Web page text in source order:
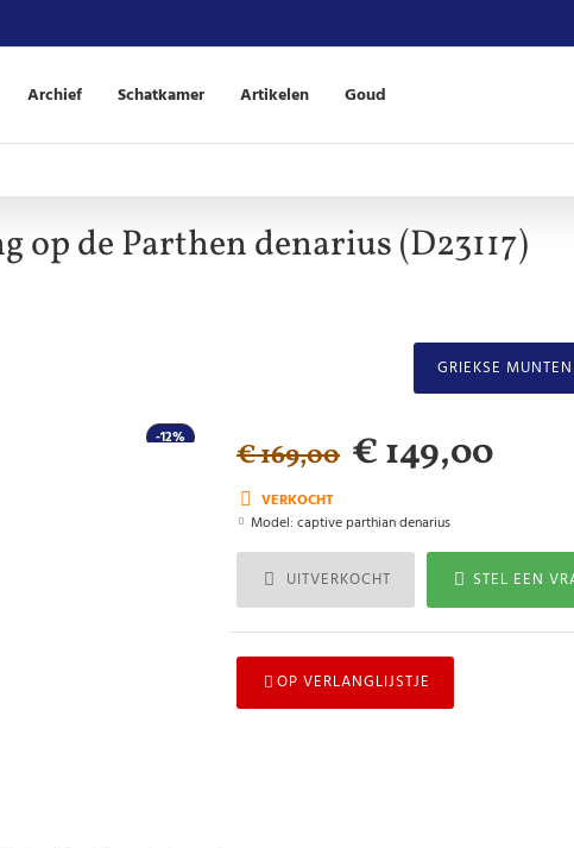
Archief Schatkamer Artikelen Goud
op de Parthen denarius (D23117)
GRIEKSE
-12%
VERKOCHT
Model: captive parthian denarius
€ 149,00
€ 169,00
UITVERKOCHT STEL EEN
OP VERLANGLIJSTJE